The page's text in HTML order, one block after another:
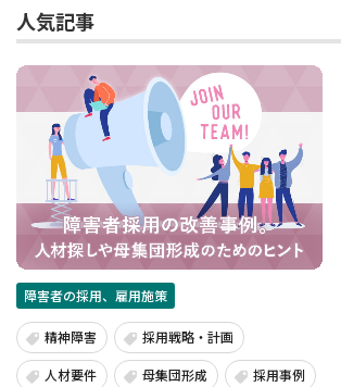
人気記事
障害者の採用、雇用施策
精神障害 採用戦略・計画
人材要件 母集団形成 採用事例